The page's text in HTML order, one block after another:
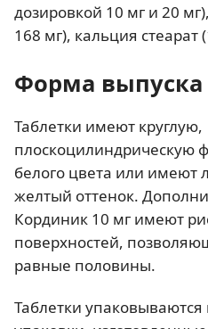
дозировкой 10 мг и 20
168 мг), кальция стеарат
Форма выпуска
Таблетки имеют круглую,
плоскоцилиндрическую
белого цвета или имеют
желтый оттенок.
Кординик 10 мг имеют
поверхностей,
равные половины.
Таблетки